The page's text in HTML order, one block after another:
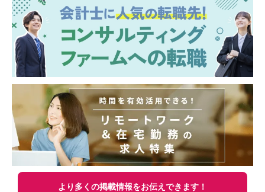
より多くの掲載情報をお伝えできます！